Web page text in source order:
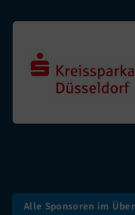
Alle Sponsoren im